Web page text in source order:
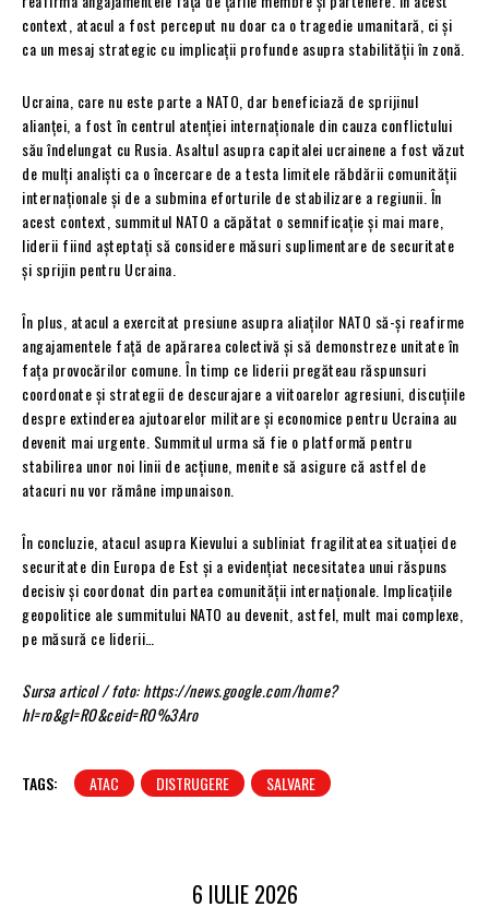
context, atacul a fost perceput nu doar ca o tragedie umanitară, ci și
ca un mesaj strategic cu implicații profunde asupra stabilității în zonă.
Ucraina, care nu este parte a NATO, dar beneficiază de sprijinul
alianței, a fost în centrul atenției internaționale din cauza conflictului
său îndelungat cu Rusia. Asaltul asupra capitalei ucrainene a fost văzut
de mulți analiști ca o încercare de a testa limitele răbdării comunității
internaționale și de a submina eforturile de stabilizare a regiunii. În
acest context, summitul NATO a căpătat o semnificație și mai mare,
liderii fiind așteptați să considere măsuri suplimentare de securitate
și sprijin pentru Ucraina.
În plus, atacul a exercitat presiune asupra aliaților NATO să-și reafirme
angajamentele față de apărarea colectivă și să demonstreze unitate în
fața provocărilor comune. În timp ce liderii pregăteau răspunsuri
coordonate și strategii de descurajare a viitoarelor agresiuni, discuțiile
despre extinderea ajutoarelor militare și economice pentru Ucraina au
devenit mai urgente. Summitul urma să fie o platformă pentru
stabilirea unor noi linii de acțiune, menite să asigure că astfel de
atacuri nu vor rămâne impunaison.
În concluzie, atacul asupra Kievului a subliniat fragilitatea situației de
securitate din Europa de Est și a evidențiat necesitatea unui răspuns
decisiv și coordonat din partea comunității internaționale. Implicațiile
geopolitice ale summitului NATO au devenit, astfel, mult mai complexe,
pe măsură ce liderii…
Sursa articol / foto: https://news.google.com/home?
hl=ro&gl=RO&ceid=RO%3Aro
TAGS: ATAC DISTRUGERE SALVARE
6 IULIE 2026